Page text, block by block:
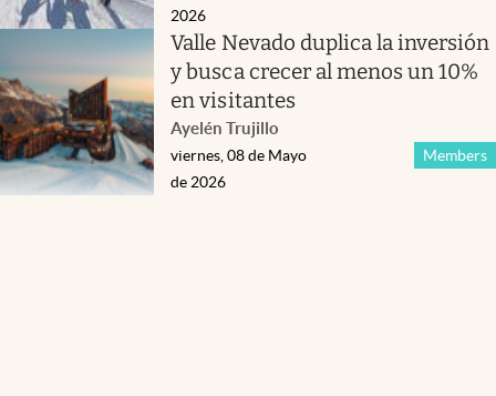
2026
Valle Nevado duplica la inversión
y busca crecer al menos un 10%
en visitantes
Ayelén Trujillo
Members
viernes, 08 de Mayo
de 2026